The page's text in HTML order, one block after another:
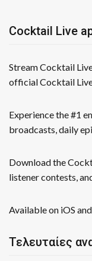
Cocktail Live
Stream Cocktail
official Cocktail
Experience the #1
broadcasts, daily
Download the
listener contests,
Available on iOS
Τελευταίες